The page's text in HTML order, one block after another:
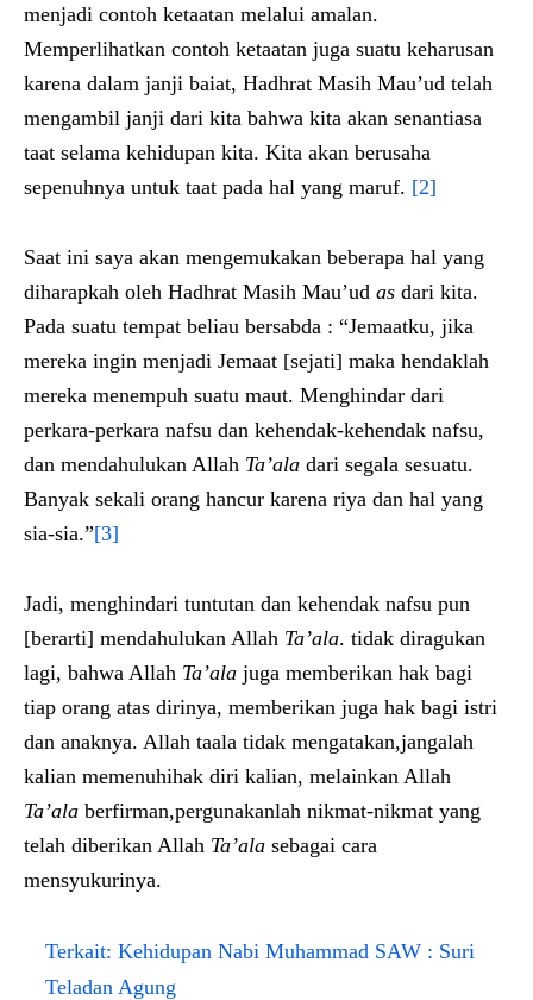
menjadi contoh ketaatan melalui amalan.
Memperlihatkan contoh ketaatan juga suatu keharusan
karena dalam janji baiat, Hadhrat Masih Mau’ud telah
mengambil janji dari kita bahwa kita akan senantiasa
taat selama kehidupan kita. Kita akan berusaha
sepenuhnya untuk taat pada hal yang maruf. [2]
Saat ini saya akan mengemukakan beberapa hal yang
diharapkah oleh Hadhrat Masih Mau’ud as dari kita.
Pada suatu tempat beliau bersabda : “Jemaatku, jika
mereka ingin menjadi Jemaat [sejati] maka hendaklah
mereka menempuh suatu maut. Menghindar dari
perkara-perkara nafsu dan kehendak-kehendak nafsu,
dan mendahulukan Allah Ta’ala dari segala sesuatu.
Banyak sekali orang hancur karena riya dan hal yang
sia-sia.”[3]
Jadi, menghindari tuntutan dan kehendak nafsu pun
[berarti] mendahulukan Allah Ta’ala. tidak diragukan
lagi, bahwa Allah Ta’ala juga memberikan hak bagi
tiap orang atas dirinya, memberikan juga hak bagi istri
dan anaknya. Allah taala tidak mengatakan,jangalah
kalian memenuhihak diri kalian, melainkan Allah
Ta’ala berfirman,pergunakanlah nikmat-nikmat yang
telah diberikan Allah Ta’ala sebagai cara
mensyukurinya.
Terkait: Kehidupan Nabi Muhammad SAW : Suri
Teladan Agung